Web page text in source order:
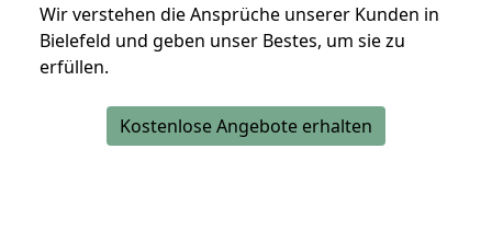
Wir verstehen die Ansprüche unserer Kunden in
Bielefeld und geben unser Bestes, um sie zu
erfüllen.
Kostenlose Angebote erhalten